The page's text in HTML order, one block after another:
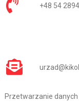
+48 54
Przetwarzanie